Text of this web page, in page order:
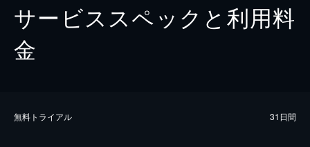
サービススペックと利用料
金
無料トライアル 31日間